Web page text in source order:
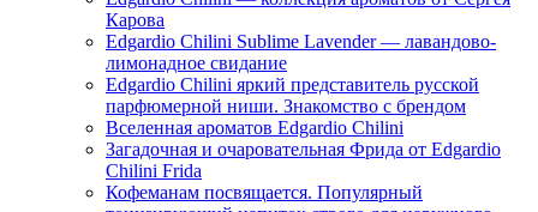
Карова
Edgardio Chilini Sublime Lavender — лавандово-
лимонадное свидание
Edgardio Chilini яркий представитель русской
парфюмерной ниши. Знакомство с брендом
Вселенная ароматов Edgardio Chilini
Загадочная и очаровательная Фрида от Edgardio
Chilini Frida
Кофеманам посвящается. Популярный